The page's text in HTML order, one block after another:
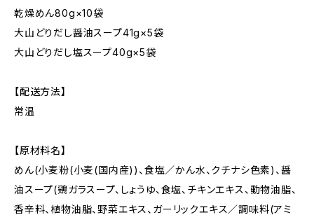
乾燥めん80g×10袋
大山どりだし醤油スープ41g×5袋
大山どりだし塩スープ40g×5袋
【配送方法】
常温
【原材料名】
めん(小麦粉(小麦(国内産))、食塩／かん水、クチナシ色素)、醤
油スープ(鶏ガラスープ、しょうゆ、食塩、チキンエキス、動物油脂、
香辛料、植物油脂、野菜エキス、ガーリックエキス／調味料(アミ